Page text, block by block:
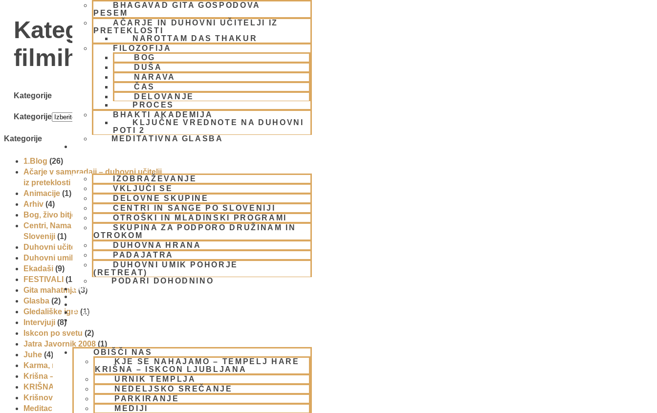
BHAGAVAD GITA GOSPODOVA
PESEM
AČARJE IN DUHOVNI UČITELJI IZ
PRETEKLOSTI
NAROTTAM DAS THAKUR
FILOZOFIJA
BOG
DUŠA
NARAVA
ČAS
DELOVANJE
PROCES
BHAKTI AKADEMIJA
KLJUČNE VREDNOTE NA DUHOVNI
POTI 2
MEDITATIVNA GLASBA
IZOBRAŽEVANJE
VKLJUČI SE
DELOVNE SKUPINE
CENTRI IN SANGE PO SLOVENIJI
OTROŠKI IN MLADINSKI PROGRAMI
SKUPINA ZA PODPORO DRUŽINAM IN
OTROKOM
DUHOVNA HRANA
PADAJATRA
DUHOVNI UMIK POHORJE
(RETREAT)
PODARI DOHODNINO
DONIRAJ
KOLEDAR
PIŠI NAM
OBIŠČI NAS
KJE SE NAHAJAMO – TEMPELJ HARE
KRIŠNA – ISKCON LJUBLJANA
URNIK TEMPLJA
NEDELJSKO SREČANJE
PARKIRANJE
MEDIJI
Kategorija: Hare Krišna v
filmih in oddajah
Kategorije
Kategorije
Kategorije
1.Blog (26)
Ačarje v sampradaji – duhovni učitelji
iz preteklosti
Animacije (1)
Arhiv (4)
Bog, živo bitje in narava(17)
Centri, Nama hatte in sange po
Sloveniji (1)
Duhovni učitelj – Šrila Prabhupada(9)
Duhovni umik
(1)
Ekadaši (9)
FESTIVALI (10)
Gita mahatmja (3)
Glasba (2)
Gledališke igre (1)
Intervjuji (8)
Iskcon po svetu (2)
Jatra Javornik 2008 (1)
Juhe (4)
Karma, reinkarnacija in bhakti
(8)
Krišna – vrhovna božanska oseba(7)
KRIŠNA BAZAR
(1)
Krišnove inkarnacije(11)
Meditacija